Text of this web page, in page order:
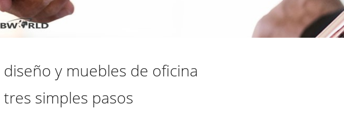
y muebles de oficina
simples pasos